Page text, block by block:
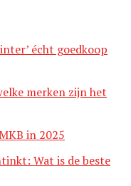
écht goedkoop
merken zijn het
in 2025
Wat is de beste